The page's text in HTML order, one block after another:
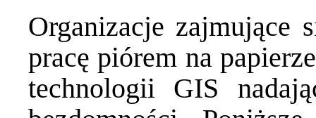
Organizacje zajmujące
pracę piórem na
technologii GIS